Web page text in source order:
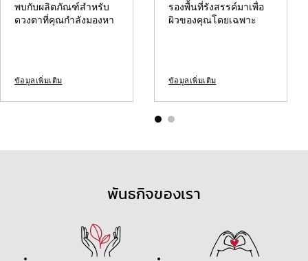
พบกับผลิตภัณฑ์สำหรับ
ดวงตาที่คุณกำลังมองหา
ข้อมูลเพิ่มเติม
รองพื้นที่รังสรรค์มาเพื่อ
ผิวของคุณโดยเฉพาะ
ข้อมูลเพิ่มเติม
พันธกิจของเรา